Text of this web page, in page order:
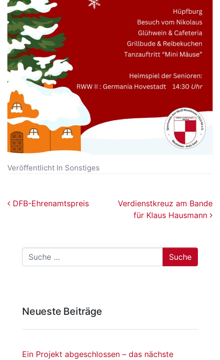
Veröffentlicht In Sonstiges
Beitragsnavigation
DFB-Ehrenamtspreis
Verdienstkreuz am Bande
für Klaus Hausmann
Suche
Neueste Beiträge
Ein Projekt abgeschlossen – das nächste